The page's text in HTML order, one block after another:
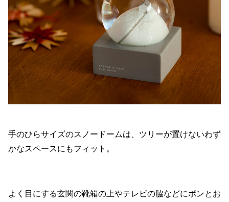
手のひらサイズのスノードームは、ツリーが置けないわず
かなスペースにもフィット。
よく目にする玄関の靴箱の上やテレビの脇などにポンとお